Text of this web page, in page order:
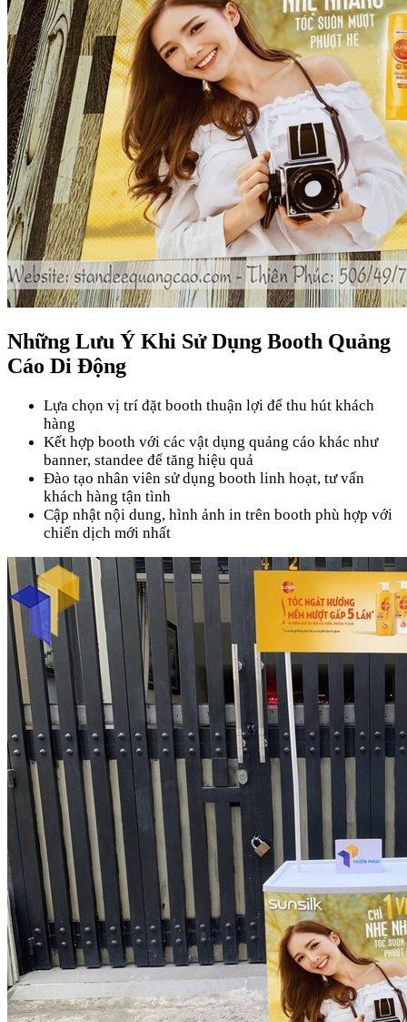
Những Lưu Ý Khi Sử Dụng Booth Quảng
Cáo Di Động
Lựa chọn vị trí đặt booth thuận lợi để thu hút khách
hàng
Kết hợp booth với các vật dụng quảng cáo khác như
banner, standee để tăng hiệu quả
Đào tạo nhân viên sử dụng booth linh hoạt, tư vấn
khách hàng tận tình
Cập nhật nội dung, hình ảnh in trên booth phù hợp với
chiến dịch mới nhất